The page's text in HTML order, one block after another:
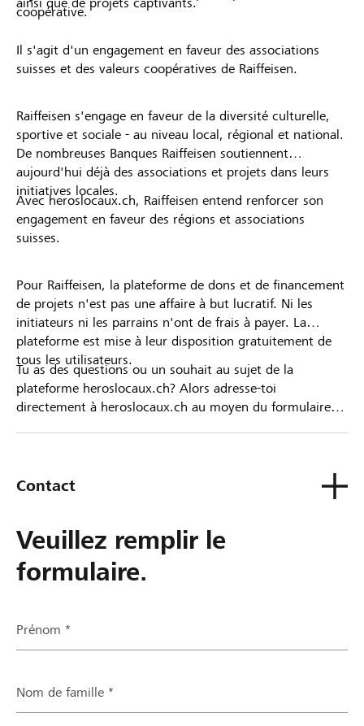
coopérative.
Il s'agit d'un engagement en faveur des associations
suisses et des valeurs coopératives de Raiffeisen.
Raiffeisen s'engage en faveur de la diversité culturelle,
sportive et sociale - au niveau local, régional et national.
De nombreuses Banques Raiffeisen soutiennent
aujourd'hui déjà des associations et projets dans leurs
initiatives locales.
Avec heroslocaux.ch, Raiffeisen entend renforcer son
engagement en faveur des régions et associations
suisses.
Pour Raiffeisen, la plateforme de dons et de financement
de projets n'est pas une affaire à but lucratif. Ni les
initiateurs ni les parrains n'ont de frais à payer. La
plateforme est mise à leur disposition gratuitement de
tous les utilisateurs.
Tu as des questions ou un souhait au sujet de la
plateforme heroslocaux.ch? Alors adresse-toi
directement à heroslocaux.ch au moyen du formulaire
Contact
Veuillez remplir le
formulaire.
Prénom *
Nom de famille *